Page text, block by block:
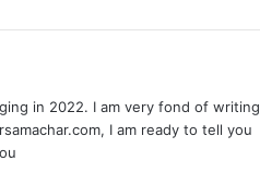
in 2022. I am very fond of writing
I am ready to tell you